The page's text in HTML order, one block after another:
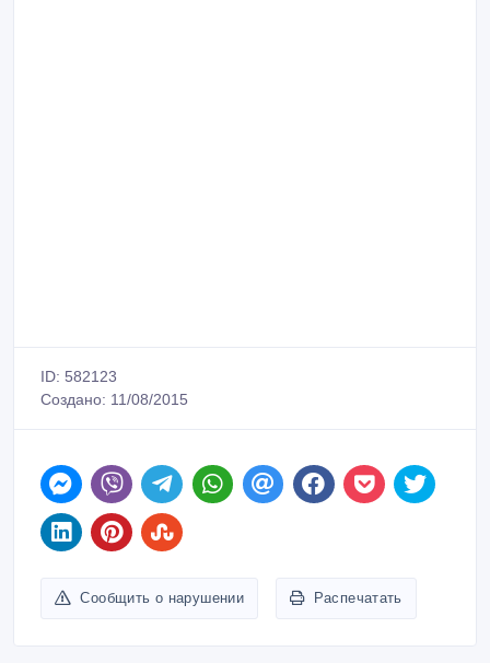
ID: 582123
Создано: 11/08/2015
Сообщить о нарушении Распечатать